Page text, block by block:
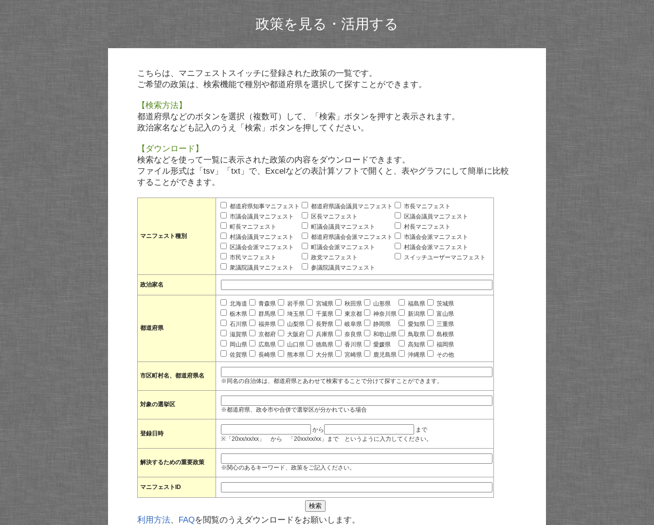
政策を見る・活用する
こちらは、マニフェストスイッチに登録された政策の一覧です。
ご希望の政策は、検索機能で種別や都道府県を選択して探すことができます。
【検索方法】
都道府県などのボタンを選択（複数可）して、「検索」ボタンを押すと表示されます。
政治家名なども記入のうえ「検索」ボタンを押してください。
【ダウンロード】
検索などを使って一覧に表示された政策の内容をダウンロードできます。
ファイル形式は「tsv」「txt」で、Excelなどの表計算ソフトで開くと、表やグラフにして簡単に比較
することができます。
マニフェスト種別
都道府県知事マニフェスト 都道府県議会議員マニフェスト
市長マニフェスト
市議会議員マニフェスト
区長マニフェスト
区議会議員マニフェスト
町長マニフェスト
町議会議員マニフェスト
村長マニフェスト
村議会議員マニフェスト
都道府県議会会派マニフェスト
市議会会派マニフェスト
区議会会派マニフェスト
町議会会派マニフェスト
村議会会派マニフェスト
市民マニフェスト
政党マニフェスト
スイッチユーザーマニフェスト
衆議院議員マニフェスト
参議院議員マニフェスト
政治家名
都道府県
北海道 青森県 岩手県 宮城県 秋田県 山形県 福島県
茨城県
栃木県
群馬県 埼玉県 千葉県 東京都 神奈川県 新潟県
富山県
石川県
福井県 山梨県 長野県 岐阜県 静岡県 愛知県
三重県
滋賀県
京都府 大阪府 兵庫県 奈良県 和歌山県 鳥取県
島根県
岡山県
広島県 山口県 徳島県 香川県 愛媛県 高知県
福岡県
佐賀県
長崎県 熊本県 大分県 宮崎県 鹿児島県 沖縄県 その他
市区町村名、都道府県名
※同名の自治体は、都道府県とあわせて検索することで分けて探すことができます。
対象の選挙区
※都道府県、政令市や合併で選挙区が分かれている場合
登録日時
から
まで
※「20xx/xx/xx」 から 「20xx/xx/xx」まで というように入力してください。
解決するための重要政策
※関心のあるキーワード、政策をご記入ください。
マニフェストID
利用方法、 FAQを閲覧のうえダウンロードをお願いします。